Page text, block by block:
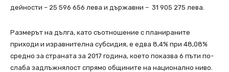
дейности – 25 596 656 лева и държавни – 31 905 275 лева.
Размерът на дълга, като съотношение с планираните
приходи и изравнителна субсидия, е едва 8,4% при 48,08%
средно за страната за 2017 година, което показва 6 пъти по-
слаба задлъжнялост спрямо общините на национално ниво.